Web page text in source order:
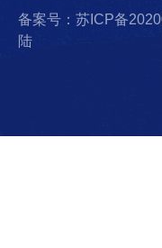
备案号：苏ICP备
陆